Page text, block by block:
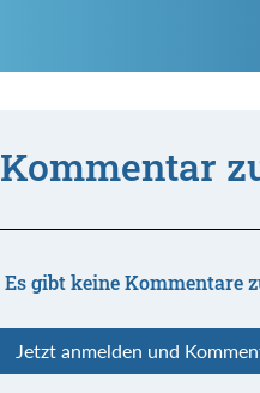
Kommentar
Es gibt keine Kommentare
Jetzt anmelden und